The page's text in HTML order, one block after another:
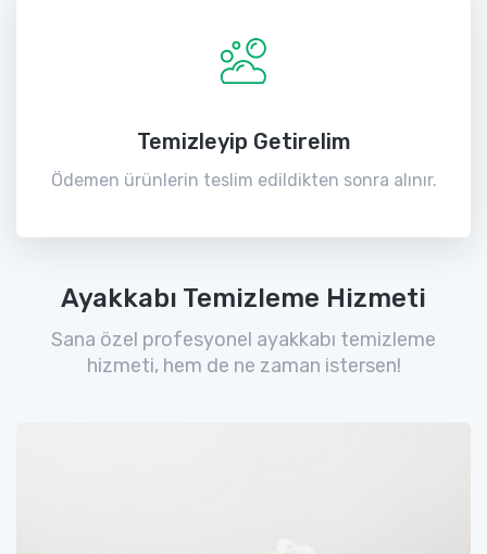
Temizleyip Getirelim
Ödemen ürünlerin teslim edildikten sonra alınır.
Ayakkabı Temizleme Hizmeti
Sana özel profesyonel ayakkabı temizleme
hizmeti, hem de ne zaman istersen!